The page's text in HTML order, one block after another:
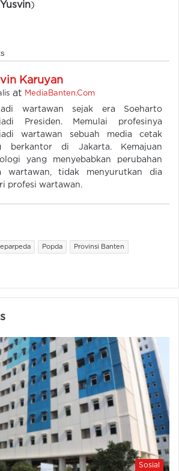
)
Karuyan
at MediaBanten.Com
wartawan sejak era Soeharto
Presiden. Memulai profesinya
wartawan sebuah media cetak
berkantor di Jakarta. Kemajuan
yang menyebabkan perubahan
wartawan, tidak menyurutkan dia
profesi wartawan.
Popda Provinsi Banten
Sosial